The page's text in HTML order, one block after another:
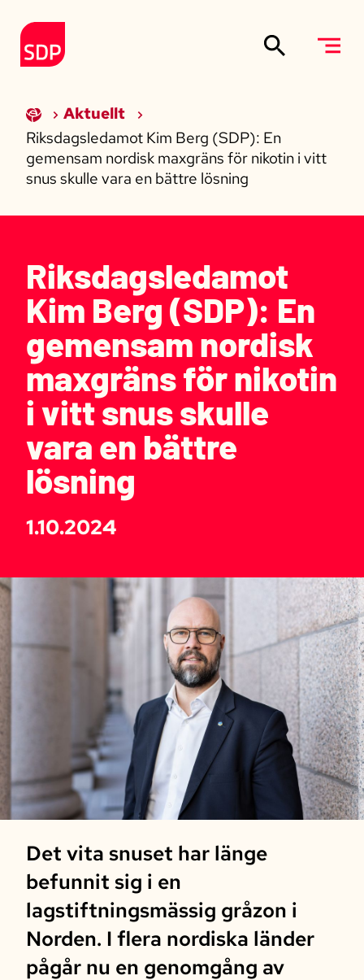
Till förstasidan
Aktuellt
Riksdagsledamot Kim Berg (SDP): En
gemensam nordisk maxgräns för nikotin i vitt
snus skulle vara en bättre lösning
Riksdagsledamot
Kim Berg (SDP): En
gemensam nordisk
maxgräns för nikotin
i vitt snus skulle
vara en bättre
lösning
1.10.2024
Det vita snuset har länge
befunnit sig i en
lagstiftningsmässig gråzon i
Norden. I flera nordiska länder
pågår nu en genomgång av